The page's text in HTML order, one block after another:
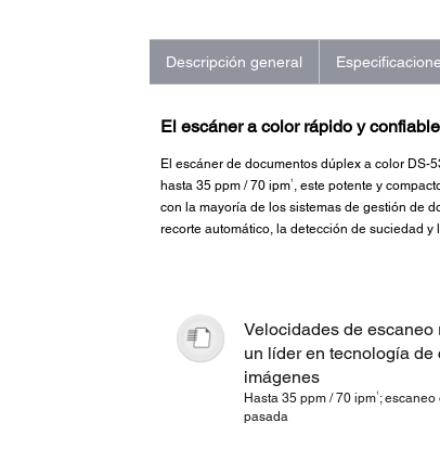
Descripción general
El escáner a color rápido y
El escáner de documentos dúplex a color
hasta 35 ppm / 70 ipm1 , este potente y
con la mayoría de los sistemas de gestión de
recorte automático, la detección de suciedad
Velocidades de escaneo
un líder en tecnología de
imágenes
Hasta 35 ppm / 70 ipm1 ;
pasada